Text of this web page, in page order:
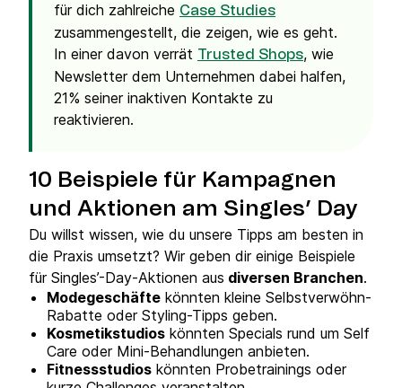
für dich zahlreiche Case Studies
zusammengestellt, die zeigen, wie es geht.
In einer davon verrät Trusted Shops, wie
Newsletter dem Unternehmen dabei halfen,
21% seiner inaktiven Kontakte zu
reaktivieren.
10 Beispiele für Kampagnen
und Aktionen am Singles’ Day
Du willst wissen, wie du unsere Tipps am besten in
die Praxis umsetzt? Wir geben dir einige Beispiele
für Singles’-Day-Aktionen aus diversen Branchen.
Modegeschäfte könnten kleine Selbstverwöhn-
Rabatte oder Styling-Tipps geben.
Kosmetikstudios könnten Specials rund um Self
Care oder Mini-Behandlungen anbieten.
Fitnessstudios könnten Probetrainings oder